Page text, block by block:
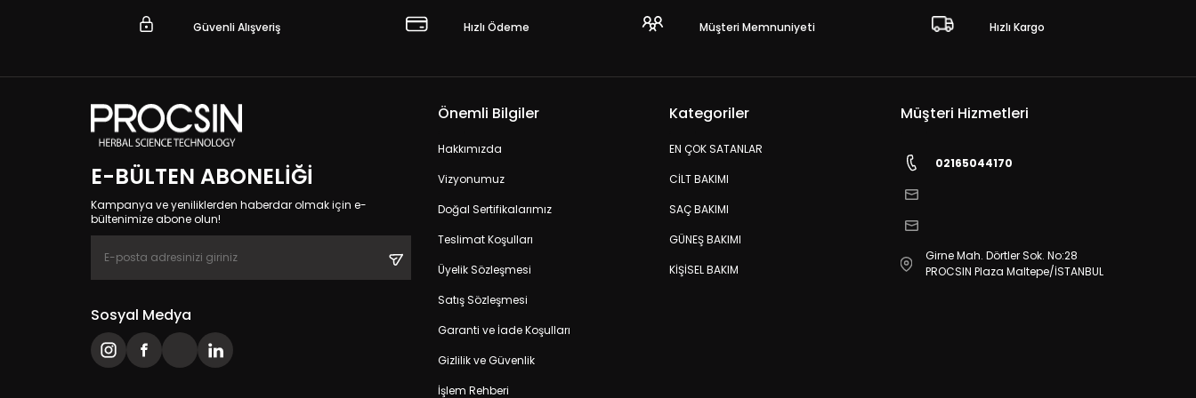
Güvenli Alışveriş Hızlı Ödeme Müşteri Memnuniyeti Hızlı Kargo
E-BÜLTEN ABONELIĞI
Kampanya ve yeniliklerden haberdar olmak için e-
bültenimize abone olun!
Sosyal Medya
Önemli Bilgiler
Hakkımızda
Vizyonumuz
Doğal Sertifikalarımız
Teslimat Koşulları
Üyelik Sözleşmesi
Satış Sözleşmesi
Garanti ve İade Koşulları
Gizlilik ve Güvenlik
İşlem Rehberi
Kategoriler
EN ÇOK SATANLAR
CİLT BAKIMI
SAÇ BAKIMI
GÜNEŞ BAKIMI
KİŞİSEL BAKIM
Müşteri Hizmetleri
02165044170
Girne Mah. Dörtler Sok. No:28
PROCSIN Plaza Maltepe/İSTANBUL